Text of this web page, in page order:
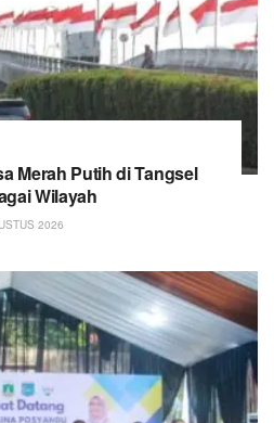
Merah Putih di Tangsel
Wilayah
2026